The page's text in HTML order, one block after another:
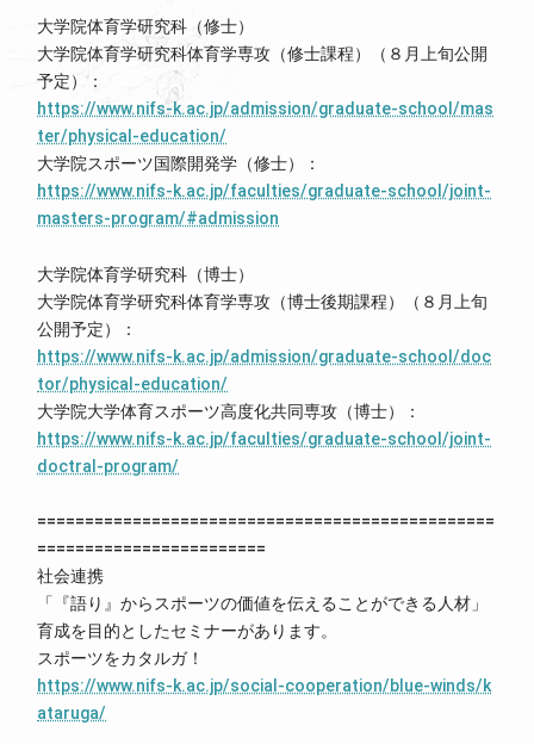
大学院体育学研究科（修士）
大学院体育学研究科体育学専攻（修士課程）（８月上旬公開
予定）：
https://www.nifs-k.ac.jp/admission/graduate-school/mas
ter/physical-education/
大学院スポーツ国際開発学（修士）：
https://www.nifs-k.ac.jp/faculties/graduate-school/joint-
masters-program/#admission
大学院体育学研究科（博士）
大学院体育学研究科体育学専攻（博士後期課程）（８月上旬
公開予定）：
https://www.nifs-k.ac.jp/admission/graduate-school/doc
tor/physical-education/
大学院大学体育スポーツ高度化共同専攻（博士）：
https://www.nifs-k.ac.jp/faculties/graduate-school/joint-
doctral-program/
================================================
========================
社会連携
「『語り』からスポーツの価値を伝えることができる⼈材」
育成を⽬的としたセミナーがあります。
スポーツをカタルガ！
https://www.nifs-k.ac.jp/social-cooperation/blue-winds/k
ataruga/